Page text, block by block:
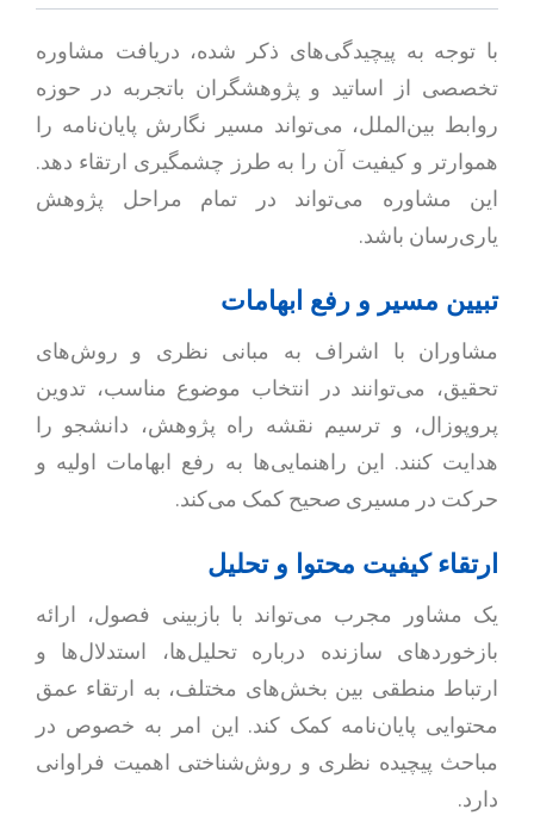
با توجه به پیچیدگی‌های ذکر شده، دریافت مشاوره
تخصصی از اساتید و پژوهشگران باتجربه در حوزه
روابط بین‌الملل، می‌تواند مسیر نگارش پایان‌نامه را
هموارتر و کیفیت آن را به طرز چشمگیری ارتقاء دهد.
این مشاوره می‌تواند در تمام مراحل پژوهش
یاری‌رسان باشد.
تبیین مسیر و رفع ابهامات
مشاوران با اشراف به مبانی نظری و روش‌های
تحقیق، می‌توانند در انتخاب موضوع مناسب، تدوین
پروپوزال، و ترسیم نقشه راه پژوهش، دانشجو را
هدایت کنند. این راهنمایی‌ها به رفع ابهامات اولیه و
حرکت در مسیری صحیح کمک می‌کند.
ارتقاء کیفیت محتوا و تحلیل
یک مشاور مجرب می‌تواند با بازبینی فصول، ارائه
بازخوردهای سازنده درباره تحلیل‌ها، استدلال‌ها و
ارتباط منطقی بین بخش‌های مختلف، به ارتقاء عمق
محتوایی پایان‌نامه کمک کند. این امر به خصوص در
مباحث پیچیده نظری و روش‌شناختی اهمیت فراوانی
دارد.